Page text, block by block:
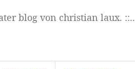
blog von christian laux. ::..